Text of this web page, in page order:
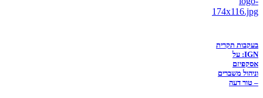
בעקבות תקרית
IGN: על
אסקפיזם
וניהול משברים
– טור דעה